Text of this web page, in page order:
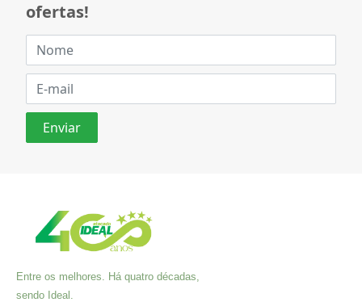
ofertas!
Entre os melhores. Há quatro décadas,
sendo Ideal.